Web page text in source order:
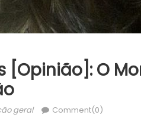
[Opinião]: O
geral Comment(0)